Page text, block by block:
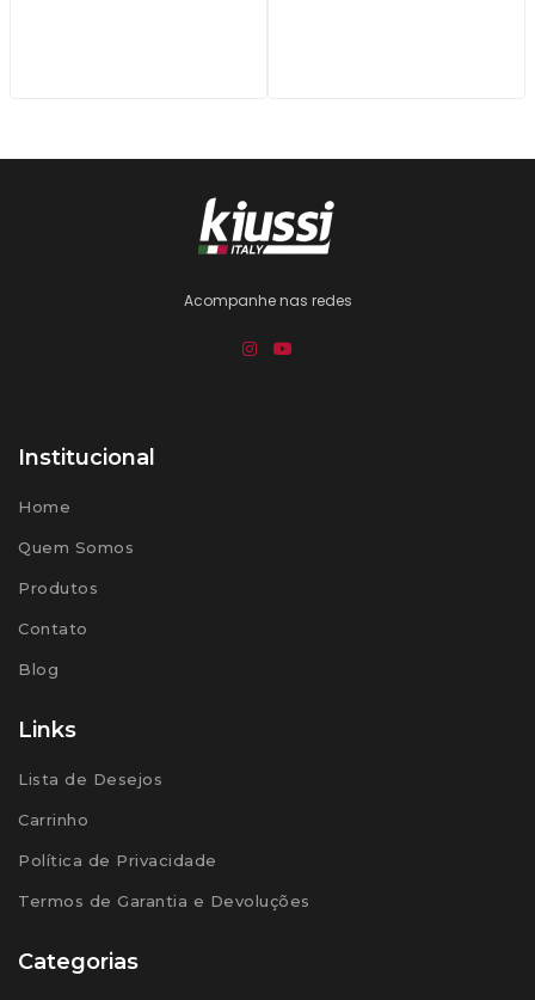
Acompanhe nas redes
Institucional
Home
Quem Somos
Produtos
Contato
Blog
Links
Lista de Desejos
Carrinho
Política de Privacidade
Termos de Garantia e Devoluções
Categorias